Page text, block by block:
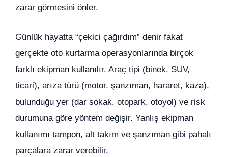
zarar görmesini önler.
Günlük hayatta “çekici çağırdım” denir fakat
gerçekte oto kurtarma operasyonlarında birçok
farklı ekipman kullanılır. Araç tipi (binek, SUV,
ticari), arıza türü (motor, şanzıman, hararet, kaza),
bulunduğu yer (dar sokak, otopark, otoyol) ve risk
durumuna göre yöntem değişir. Yanlış ekipman
kullanımı tampon, alt takım ve şanzıman gibi pahalı
parçalara zarar verebilir.